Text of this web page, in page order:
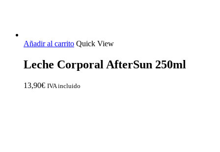
Añadir al carrito Quick View
Leche Corporal AfterSun 250ml
13,90€ IVA incluido